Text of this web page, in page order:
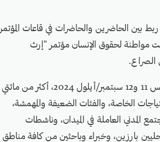
بين الحاضرين والحاضرات في قاعات المؤتمر
مواطنة لحقوق الإنسان مؤتمر "إرث
الصراع.
حضر المؤتمر في ست جلسات و35 فقرة على مدى يومي الأربعاء والخميس 11 و12 سبتمبر/أيلول 2024، أكثر من مائتي
الخاصة، والفئات الضعيفة والمهمشة،
العاملة في الميدان، وناشطات
بارزين، وخبراء وباحثين من كافة مناطق